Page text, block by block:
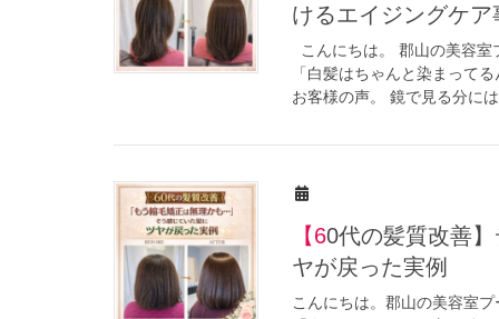
けるエイジングケア
こんにちは。 郡山の美容
「白髪はちゃんと染まって
お客様の声。 鏡で見る分に
【60代の髪質改善】デリケート毛でも縮毛矯正は続けられる。ツ
ヤが戻った実例
こんにちは。郡山の美容室